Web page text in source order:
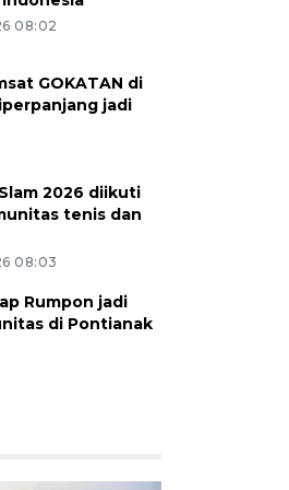
08:02
GOKATAN di
jadi
2026 diikuti
tenis dan
08:03
Rumpon jadi
di Pontianak